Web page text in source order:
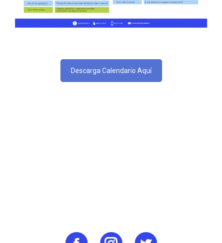
Descarga Calendario Aquí